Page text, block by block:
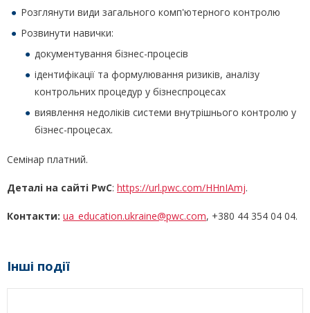
Розглянути види загального комп'ютерного контролю
Розвинути навички:
документування бізнес-процесів
ідентифікації та формулювання ризиків, аналізу
контрольних процедур у бізнеспроцесах
виявлення недоліків системи внутрішнього контролю у
бізнес-процесах.
Семінар платний.
Деталі на сайті PwC: https://url.pwc.com/HHnIAmj.
Контакти: ua_education.ukraine@pwc.com, +380 44 354 04 04.
Інші події